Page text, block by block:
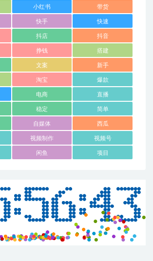
小红书 带货
快手 快速
抖店 抖音
挣钱 搭建
文案 新手
淘宝 爆款
电商 直播
稳定 简单
自媒体 西瓜
视频制作 视频号
闲鱼 项目